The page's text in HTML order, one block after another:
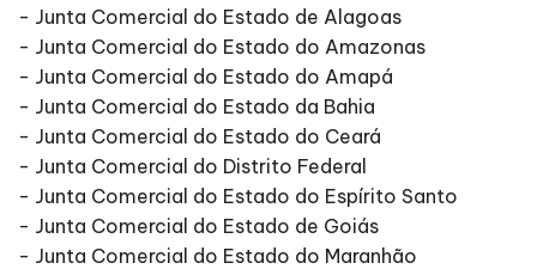
- Junta Comercial do Estado de Alagoas
- Junta Comercial do Estado do Amazonas
- Junta Comercial do Estado do Amapá
- Junta Comercial do Estado da Bahia
- Junta Comercial do Estado do Ceará
- Junta Comercial do Distrito Federal
- Junta Comercial do Estado do Espírito Santo
- Junta Comercial do Estado de Goiás
- Junta Comercial do Estado do Maranhão